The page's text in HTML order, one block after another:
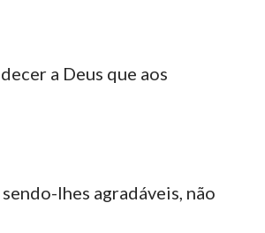
a Deus que aos
lhes agradáveis, não